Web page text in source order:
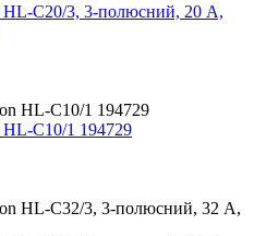
C20/3, 3-полюсний, 20 А,
C10/1 194729